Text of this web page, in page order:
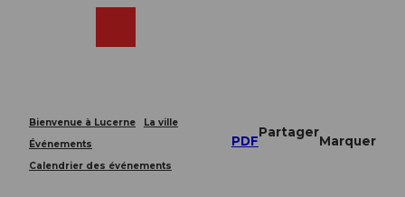
Bienvenue à Lucerne
La ville
Événements
Calendrier des événements
PDF
Partager
Marquer